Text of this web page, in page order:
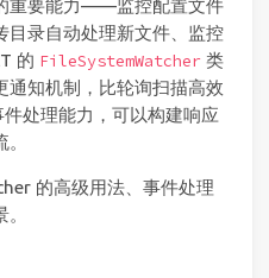
重要能力——监控配置文件
目录自动处理新文件、监控
的 FileSystemWatcher 类
通知机制，比轮询扫描高效
处理能力，可以构建响应
的高级用法、事件处理